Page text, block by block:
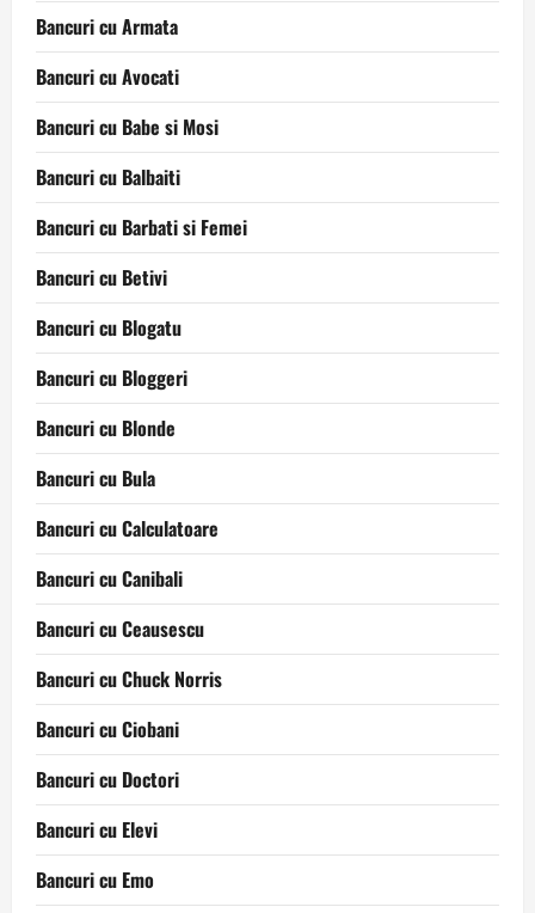
Bancuri cu Armata
Bancuri cu Avocati
Bancuri cu Babe si Mosi
Bancuri cu Balbaiti
Bancuri cu Barbati si Femei
Bancuri cu Betivi
Bancuri cu Blogatu
Bancuri cu Bloggeri
Bancuri cu Blonde
Bancuri cu Bula
Bancuri cu Calculatoare
Bancuri cu Canibali
Bancuri cu Ceausescu
Bancuri cu Chuck Norris
Bancuri cu Ciobani
Bancuri cu Doctori
Bancuri cu Elevi
Bancuri cu Emo